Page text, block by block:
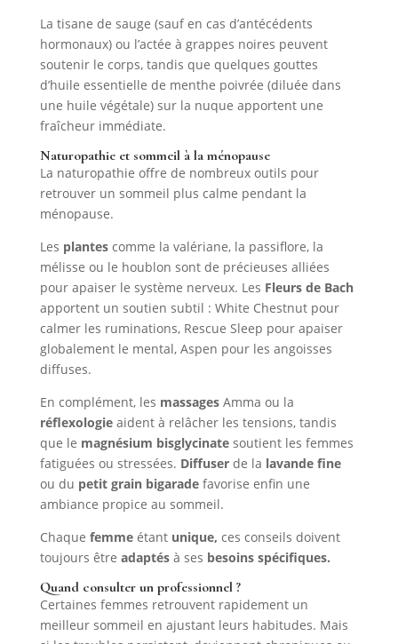
La tisane de sauge (sauf en cas d’antécédents
hormonaux) ou l’actée à grappes noires peuvent
soutenir le corps, tandis que quelques gouttes
d’huile essentielle de menthe poivrée (diluée dans
une huile végétale) sur la nuque apportent une
fraîcheur immédiate.
Naturopathie et sommeil à la ménopause
La naturopathie offre de nombreux outils pour
retrouver un sommeil plus calme pendant la
ménopause.
Les plantescomme la valériane, la passiflore, la
mélisse ou le houblon sont de précieuses alliées
pour apaiser le système nerveux. Les Fleurs de Bach
apportent un soutien subtil : White Chestnut pour
calmer les ruminations, Rescue Sleep pour apaiser
globalement le mental, Aspen pour les angoisses
diffuses.
En complément, les massagesAmma ou la
réflexologieaident à relâcher les tensions, tandis
que le magnésium bisglycinatesoutient les femmes
fatiguées ou stressées. Diffuserde la lavande fine
ou du petit grain bigaradefavorise enfin une
ambiance propice au sommeil.
Chaque femmeétant unique, ces conseils doivent
toujours être adaptésà ses besoins spécifiques.
Quand consulter un professionnel ?
Certaines femmes retrouvent rapidement un
meilleur sommeil en ajustant leurs habitudes. Mais